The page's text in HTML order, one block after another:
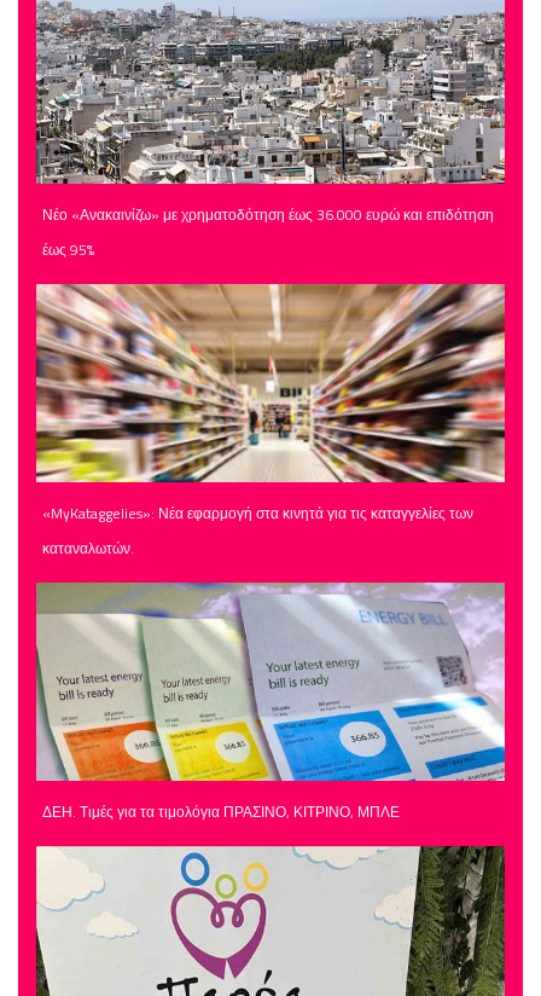
Νέο «Ανακαινίζω» με χρηματοδότηση έως 36.000 ευρώ και επιδότηση
έως 95%
«MyKataggelies»: Νέα εφαρμογή στα κινητά για τις καταγγελίες των
καταναλωτών.
ΔΕΗ. Τιμές για τα τιμολόγια ΠΡΑΣΙΝΟ, ΚΙΤΡΙΝΟ, ΜΠΛΕ